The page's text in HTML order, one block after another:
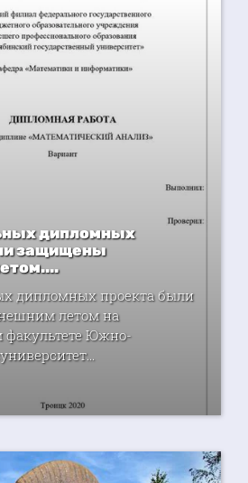
дипломных
защищены
дипломных проекта были
летом на
факультете Южно-